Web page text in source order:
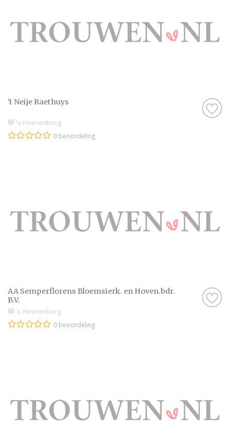
't Neije Raethuys
's-Heerenberg
0 beoordeling
AA Semperflorens Bloemsierk. en Hoven.bdr.
B.V.
's-Heerenberg
0 beoordeling